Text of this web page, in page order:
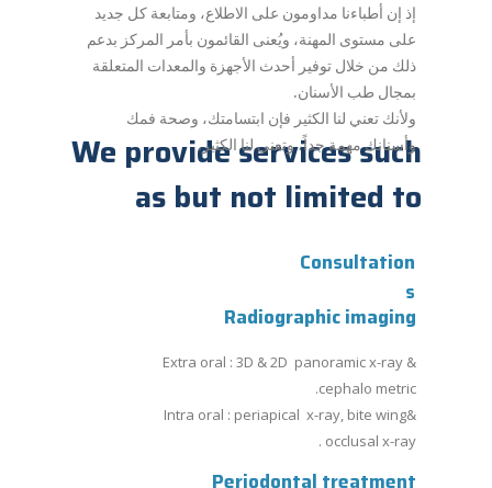
We provide services such
as but not limited to
Consultation
s
Radiographic imaging
Extra oral : 3D & 2D panoramic x-ray &
cephalo metric.
Intra oral : periapical x-ray, bite wing&
occlusal x-ray.
Periodontal treatment
إذ إن أطباءنا مداومون على الاطلاع، ومتابعة كل جديد
على مستوى المهنة، ويُعنى القائمون بأمر المركز بدعم
ذلك من خلال توفير أحدث الأجهزة والمعدات المتعلقة
بمجال طب الأسنان.
ولأنك تعني لنا الكثير فإن ابتسامتك، وصحة فمك
وأسنانك مهمة جداً، وتعني لنا الكثير.